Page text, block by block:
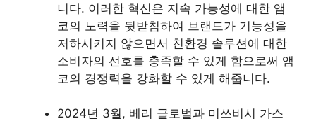
니다. 이러한 혁신은 지속 가능성에 대한 앰
코의 노력을 뒷받침하여 브랜드가 기능성을
저하시키지 않으면서 친환경 솔루션에 대한
소비자의 선호를 충족할 수 있게 함으로써 앰
코의 경쟁력을 강화할 수 있게 해줍니다.
2024년 3월, 베리 글로벌과 미쓰비시 가스